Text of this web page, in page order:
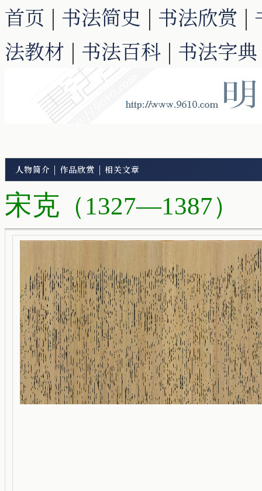
首页 | 书法简史 | 书法欣赏 |
法教材 | 书法百科 | 书法字典
人物简介 | 作品欣赏 | 相关文章
宋克 （1327—1387）